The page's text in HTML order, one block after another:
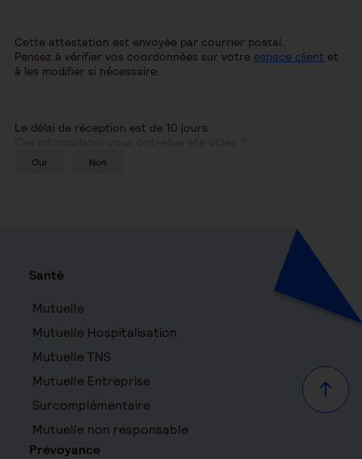
Cette attestation est envoyée par courrier postal.
Pensez à vérifier vos coordonnées sur votre espace client et
à les modifier si nécessaire.
Le délai de réception est de 10 jours.
Oui Non
Haut
Santé
Mutuelle
Mutuelle Hospitalisation
Mutuelle TNS
Mutuelle Entreprise
Surcomplémentaire
Mutuelle non responsable
Prévoyance